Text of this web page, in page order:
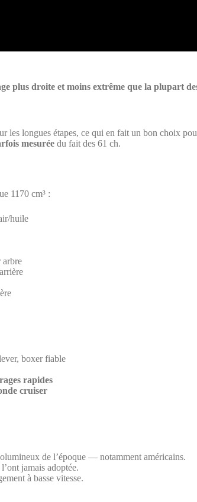
plus droite et moins extrême que la plupart
les longues étapes, ce qui en fait un bon choix
mesurée du fait des 61 ch.
1170 cm³ :
huile
arbre
boxer fiable
rapides
cruiser
de l’époque — notamment américains.
jamais adoptée.
à basse vitesse.